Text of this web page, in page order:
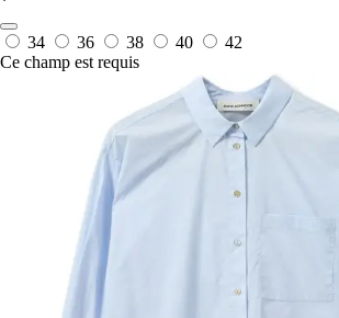
34 36 38 40
42
Ce champ est requis